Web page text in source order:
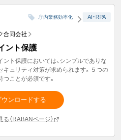
庁内業務効率化 AI・RPA
合同会社
ント保護
ント保護においては、シンプルでありな
キュリティ対策が求められます。５つの
ことが必須です。
ンロードする
（RABANページ）